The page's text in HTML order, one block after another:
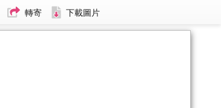
轉寄 下載圖片